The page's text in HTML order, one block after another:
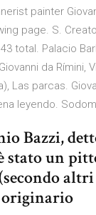
painter
page. S.
total. Palacio
da Rímini,
Las parcas.
leyendo.
Bazzi,
stato un
originario